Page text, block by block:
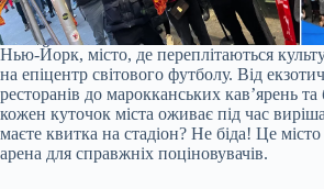
Нью-Йорк, місто, де переплітаються
на епіцентр світового футболу. Від
ресторанів до марокканських кав’ярень
кожен куточок міста оживає під час
маєте квитка на стадіон? Не біда! Це
арена для справжніх поціновувачів.